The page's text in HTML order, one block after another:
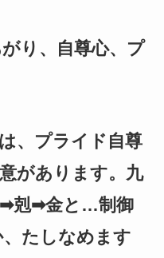
り、自尊心、プ
、プライド自尊
があります。九
➡剋➡金と…制御
たしなめます